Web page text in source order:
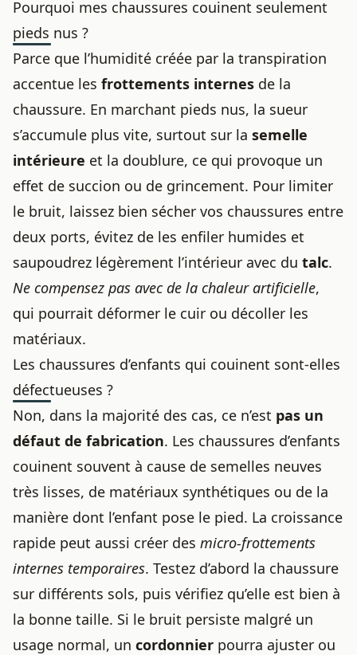
Pourquoi mes chaussures couinent seulement
pieds nus ?
Parce que l’humidité créée par la transpiration
accentue les frottements internes de la
chaussure. En marchant pieds nus, la sueur
s’accumule plus vite, surtout sur la semelle
intérieure et la doublure, ce qui provoque un
effet de succion ou de grincement. Pour limiter
le bruit, laissez bien sécher vos chaussures entre
deux ports, évitez de les enfiler humides et
saupoudrez légèrement l’intérieur avec du talc.
Ne compensez pas avec de la chaleur artificielle,
qui pourrait déformer le cuir ou décoller les
matériaux.
Les chaussures d’enfants qui couinent sont-elles
défectueuses ?
Non, dans la majorité des cas, ce n’est pas un
défaut de fabrication. Les chaussures d’enfants
couinent souvent à cause de semelles neuves
très lisses, de matériaux synthétiques ou de la
manière dont l’enfant pose le pied. La croissance
rapide peut aussi créer des micro-frottements
internes temporaires. Testez d’abord la chaussure
sur différents sols, puis vérifiez qu’elle est bien à
la bonne taille. Si le bruit persiste malgré un
usage normal, un cordonnier pourra ajuster ou